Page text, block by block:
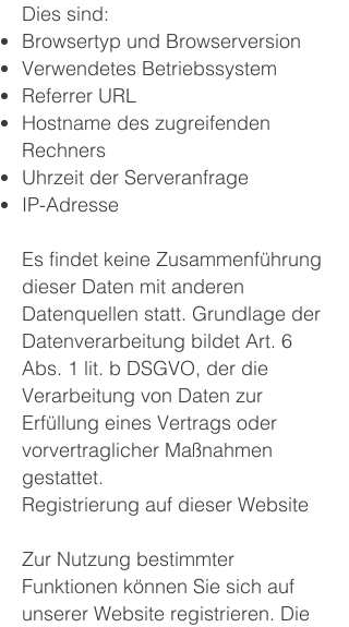
Dies sind:
Browsertyp und Browserversion
Verwendetes Betriebssystem
Referrer URL
Hostname des zugreifenden
Rechners
Uhrzeit der Serveranfrage
IP-Adresse
Es findet keine Zusammenführung
dieser Daten mit anderen
Datenquellen statt. Grundlage der
Datenverarbeitung bildet Art. 6
Abs. 1 lit. b DSGVO, der die
Verarbeitung von Daten zur
Erfüllung eines Vertrags oder
vorvertraglicher Maßnahmen
gestattet.
Registrierung auf dieser Website
Zur Nutzung bestimmter
Funktionen können Sie sich auf
unserer Website registrieren. Die